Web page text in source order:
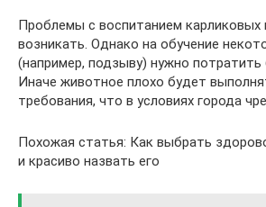
Проблемы с воспитанием
возникать. Однако на обучение
(например, подзыву) нужно
Иначе животное плохо будет
требования, что в условиях города
Похожая статья: Как выбрать
и красиво назвать его